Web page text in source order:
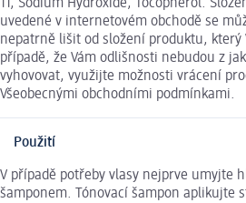
11, Sodium Hydroxide, Tocopherol.
uvedené v internetovém obchodě se
nepatrně lišit od složení produktu, který
případě, že Vám odlišnosti nebudou z
vyhovovat, využijte možnosti vrácení
Všeobecnými obchodními podmínkami.
Použití
V případě potřeby vlasy nejprve umyjte
šamponem. Tónovací šampon aplikujte